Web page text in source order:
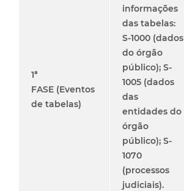
1ª
FASE (Eventos
de tabelas)
informações
das tabelas:
S-1000 (dados
do órgão
público); S-
1005 (dados
das
entidades do
órgão
público); S-
1070
(processos
judiciais).